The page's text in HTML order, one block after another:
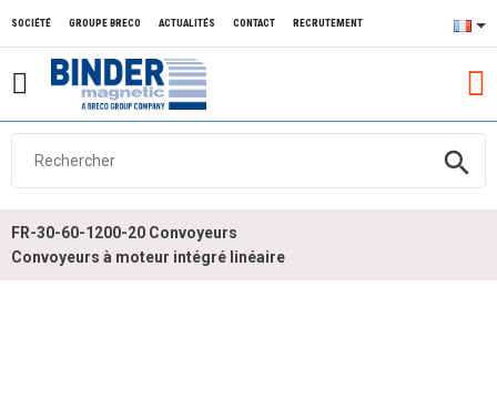
search
SOCIÉTÉ GROUPE BRECO ACTUALITÉS CONTACT RECRUTEMENT
FR-30-60-1200-20 Convoyeurs
Convoyeurs à moteur intégré linéaire